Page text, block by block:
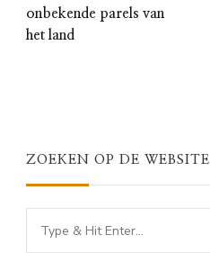
onbekende parels van
het land
ZOEKEN OP DE WEBSITE
Looking